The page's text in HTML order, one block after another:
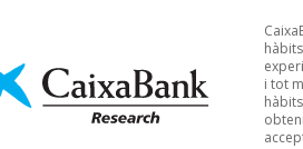
Economia i mercats
i tot